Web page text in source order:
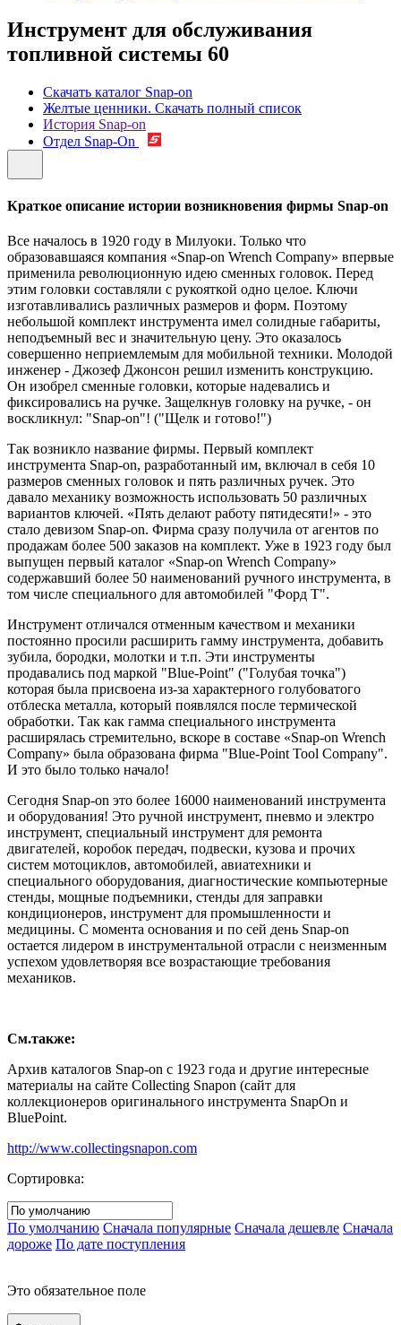
Инструмент для обслуживания
топливной системы 60
Скачать каталог Snap-on
Желтые ценники. Скачать полный список
История Snap-on
Отдел Snap-On
Краткое описание истории возникновения фирмы Snap-on
Все началось в 1920 году в Милуоки. Только что
образовавшаяся компания «Snap-on Wrench Company» впервые
применила революционную идею сменных головок. Перед
этим головки составляли с рукояткой одно целое. Ключи
изготавливались различных размеров и форм. Поэтому
небольшой комплект инструмента имел солидные габариты,
неподъемный вес и значительную цену. Это оказалось
совершенно неприемлемым для мобильной техники. Молодой
инженер - Джозеф Джонсон решил изменить конструкцию.
Он изобрел сменные головки, которые надевались и
фиксировались на ручке. Защелкнув головку на ручке, - он
воскликнул: "Snap-on"! ("Щелк и готово!")
Так возникло название фирмы. Первый комплект
инструмента Snap-on, разработанный им, включал в себя 10
размеров сменных головок и пять различных ручек. Это
давало механику возможность использовать 50 различных
вариантов ключей. «Пять делают работу пятидесяти!» - это
стало девизом Snap-on. Фирма сразу получила от агентов по
продажам более 500 заказов на комплект. Уже в 1923 году был
выпущен первый каталог «Snap-on Wrench Company»
содержавший более 50 наименований ручного инструмента, в
том числе специального для автомобилей "Форд Т".
Инструмент отличался отменным качеством и механики
постоянно просили расширить гамму инструмента, добавить
зубила, бородки, молотки и т.п. Эти инструменты
продавались под маркой "Blue-Point" ("Голубая точка")
которая была присвоена из-за характерного голубоватого
отблеска металла, который появлялся после термической
обработки. Так как гамма специального инструмента
расширялась стремительно, вскоре в составе «Snap-on Wrench
Company» была образована фирма "Blue-Point Tool Company".
И это было только начало!
Сегодня Snap-on это более 16000 наименований инструмента
и оборудования! Это ручной инструмент, пневмо и электро
инструмент, специальный инструмент для ремонта
двигателей, коробок передач, подвески, кузова и прочих
систем мотоциклов, автомобилей, авиатехники и
специального оборудования, диагностические компьютерные
стенды, мощные подъемники, стенды для заправки
кондиционеров, инструмент для промышленности и
медицины. С момента основания и по сей день Snap-on
остается лидером в инструментальной отрасли с неизменным
успехом удовлетворяя все возрастающие требования
механиков.
См.также:
Архив каталогов Snap-on с 1923 года и другие интересные
материалы на сайте Collecting Snapon (сайт для
коллекционеров оригинального инструмента SnapOn и
BluePoint.
http://www.collectingsnapon.com
Сортировка:
По умолчанию Сначала популярные Сначала дешевле Сначала
дороже По дате поступления
Это обязательное поле